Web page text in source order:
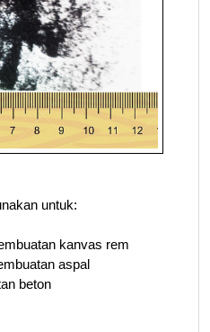
untuk:
kanvas rem
aspal
beton